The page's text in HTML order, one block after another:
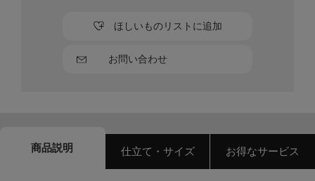
お問い合わせ
ほしいものリストに追加
商品説明 仕立て・サイズ お得なサービス